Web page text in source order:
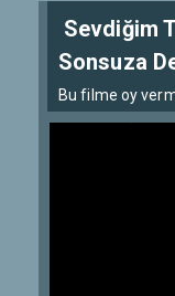
Sevdiğim
Sonsuza
Bu filme oy